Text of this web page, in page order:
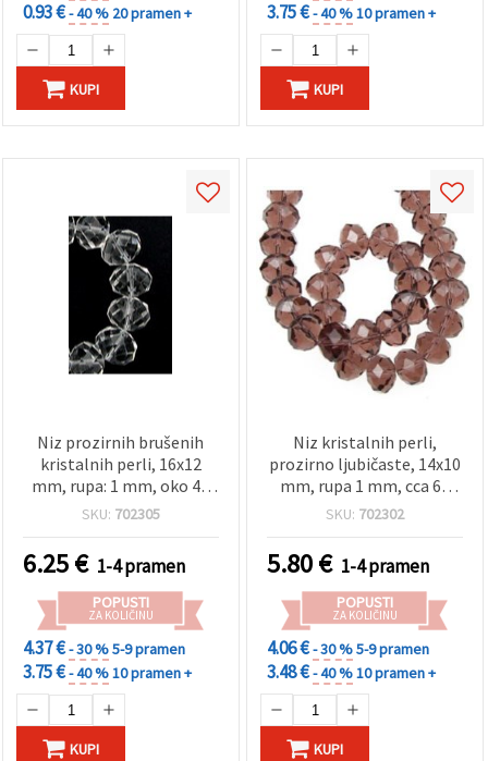
0.93 €- 40 % 20 pramen +
KUPI
3.75 €- 40 %10 pramen +
KUPI
Niz prozirnih brušenih
kristalnih perli, 16x12
mm, rupa: 1 mm, oko 48
kom, materijal za izradu
SKU: 702305
6.25€ 1-4 pramen
POPUSTI
ZA KOLIČINU
4.37 €- 30 %5-9 pramen
3.75 €- 40 %10 pramen +
KUPI
Niz kristalnih perli,
prozirno ljubičaste, 14x10
mm, rupa 1 mm, cca 60
kom, za izradu nakita i
SKU: 702302
5.80€ 1-4 pramen
POPUSTI
ZA KOLIČINU
4.06 €- 30 %5-9 pramen
3.48 €- 40 %10 pramen +
KUPI